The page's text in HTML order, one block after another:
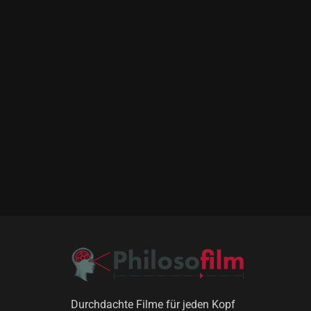
Durchdachte Filme für jeden Kopf